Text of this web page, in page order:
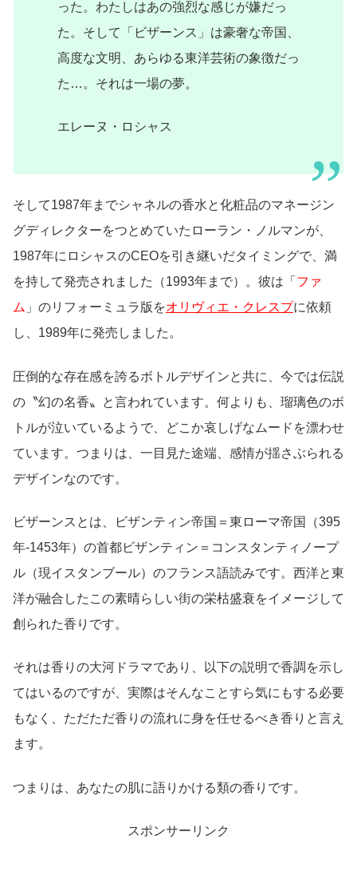
った。わたしはあの強烈な感じが嫌だっ
た。そして「ビザーンス」は豪奢な帝国、
高度な文明、あらゆる東洋芸術の象徴だっ
た…。それは一場の夢。
エレーヌ・ロシャス
そして1987年までシャネルの香水と化粧品のマネージン
グディレクターをつとめていたローラン・ノルマンが、
1987年にロシャスのCEOを引き継いだタイミングで、満
を持して発売されました（1993年まで）。彼は「 ファ
ム 」のリフォーミュラ版をオリヴィエ・クレスプに依頼
し、1989年に発売しました。
圧倒的な存在感を誇るボトルデザインと共に、今では伝説
の〝幻の名香〟と言われています。何よりも、瑠璃色のボ
トルが泣いているようで、どこか哀しげなムードを漂わせ
ています。つまりは、一目見た途端、感情が揺さぶられる
デザインなのです。
ビザーンスとは、ビザンティン帝国＝東ローマ帝国（395
年-1453年）の首都ビザンティン＝コンスタンティノープ
ル（現イスタンブール）のフランス語読みです。西洋と東
洋が融合したこの素晴らしい街の栄枯盛衰をイメージして
創られた香りです。
それは香りの大河ドラマであり、以下の説明で香調を示し
てはいるのですが、実際はそんなことすら気にもする必要
もなく、ただただ香りの流れに身を任せるべき香りと言え
ます。
つまりは、あなたの肌に語りかける類の香りです。
スポンサーリンク